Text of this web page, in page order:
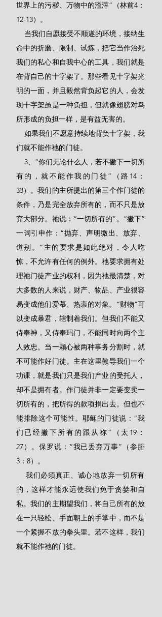
世界上的污秽、万物中的渣滓”（林前4：
12-13）。
命中的折磨、限制、试炼，把它当作治死
我们的私心和自我中心的工具，我们就是
在背自己的十字架了。那些看见十字架光
明的一面，并且毅然背负起它的人，会发
现十字架虽是一种负担，但就像翅膀对鸟
所形成的负担一样，是有益无害的。
们就不能作祂的门徒。
有的，就不能作我的门徒”（路14：
33）。我们的主所提出的第三个作门徒的
条件，乃是完全放弃所有的，而不只是放
弃大部分。祂说：“一切所有的”。“撇下”
一词引申作：“抛弃、声明缴出、放弃、
道别。”主的要求是如此绝对，令人吃
惊，不允许有任何的例外。祂要求拥有处
理祂门徒产业的权利，因为祂最清楚，对
大多数的人来说，财产、物品、产业很容
易变成他们爱慕、热衷的对象。“财物”可
以变成暴君，辖制着我们。但我们不能又
侍奉神，又侍奉玛门，不能同时向两个主
人效忠。当一颗心被两种事务分割时，就
不可能作好门徒。主在这里教导我们一个
功课，就是我们只是我们产业的受托人，
却不是拥有者。作门徒并非一定要变卖一
切所有的，把所得的款项捐出去。但也不
能排除这个可能性。耶稣的门徒说：“我
们已经撇下所有的跟从祢”（太19：
27）。保罗说：“我已丢弃万事”（参腓
3：8）。
的，这样才能永远使我们免于贪婪和自
私。我们的主期望我们，将自己所有的放
在一只轻松、手面朝上的手掌中，而不是
一个紧握不放的拳头里。若不这样，我们
就不能作祂的门徒。